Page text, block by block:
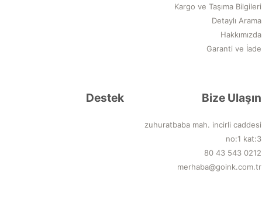
Kargo ve Taşıma Bilgileri
Detaylı Arama
Hakkımızda
Garanti ve İade
Destek Bize Ulaşın
zuhuratbaba mah. incirli caddesi
no:1 kat:3
0212 543 43 80
merhaba@goink.com.tr